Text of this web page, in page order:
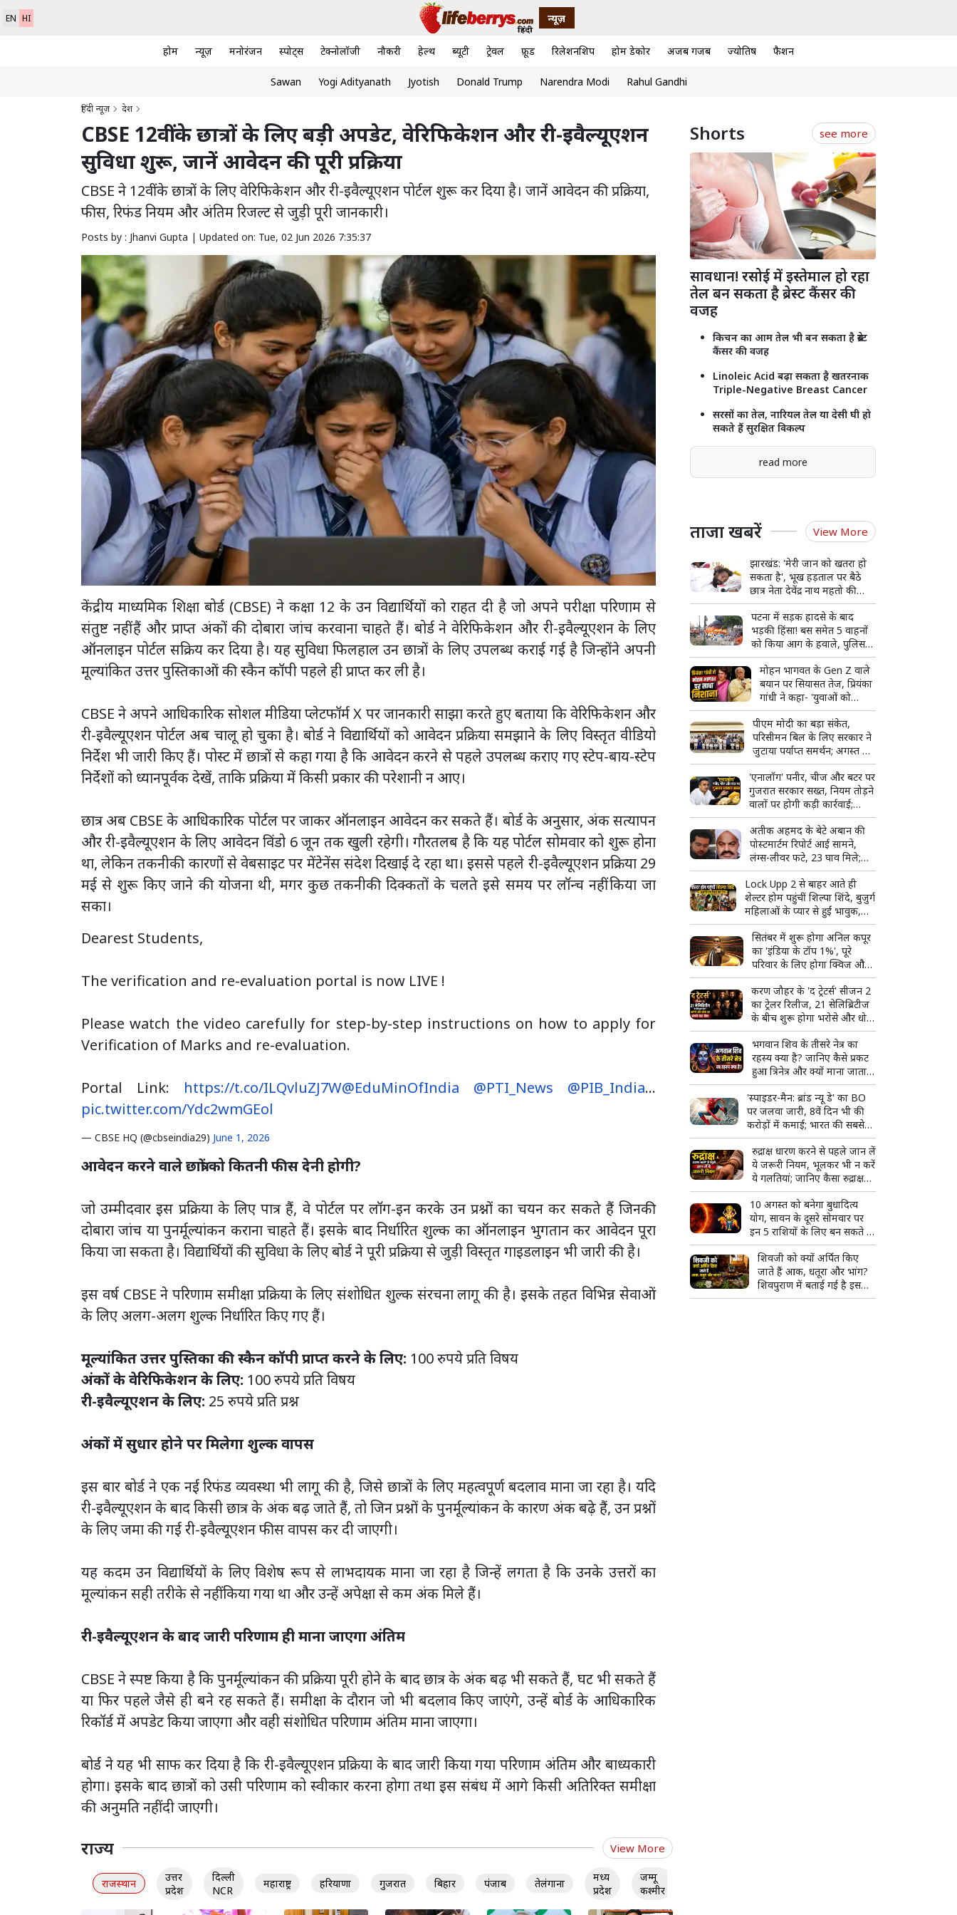
EN HI न्यूज़
होम न्यूज़ मनोरंजन स्पोर्ट्स टेक्नोलॉजी नौकरी हेल्थ ब्यूटी ट्रेवल फ़ूड रिलेशनशिप होम डेकोर अजब गजब ज्योतिष फैशन
Sawan Yogi Adityanath Jyotish Donald Trump Narendra Modi Rahul Gandhi
हिंदी न्यूज़ देश
CBSE 12वीं के छात्रों के लिए बड़ी अपडेट, वेरिफिकेशन और री-इवैल्यूएशन
सुविधा शुरू, जानें आवेदन की पूरी प्रक्रिया
CBSE ने 12वीं के छात्रों के लिए वेरिफिकेशन और री-इवैल्यूएशन पोर्टल शुरू कर दिया है। जानें आवेदन की प्रक्रिया,
फीस, रिफंड नियम और अंतिम रिजल्ट से जुड़ी पूरी जानकारी।
Posts by : Jhanvi Gupta | Updated on: Tue, 02 Jun 2026 7:35:37
केंद्रीय माध्यमिक शिक्षा बोर्ड (CBSE) ने कक्षा 12 के उन विद्यार्थियों को राहत दी है जो अपने परीक्षा परिणाम से
संतुष्ट नहीं हैं और प्राप्त अंकों की दोबारा जांच करवाना चाहते हैं। बोर्ड ने वेरिफिकेशन और री-इवैल्यूएशन के लिए
ऑनलाइन पोर्टल सक्रिय कर दिया है। यह सुविधा फिलहाल उन छात्रों के लिए उपलब्ध कराई गई है जिन्होंने अपनी
मूल्यांकित उत्तर पुस्तिकाओं की स्कैन कॉपी पहले ही प्राप्त कर ली है।
CBSE ने अपने आधिकारिक सोशल मीडिया प्लेटफॉर्म X पर जानकारी साझा करते हुए बताया कि वेरिफिकेशन और
री-इवैल्यूएशन पोर्टल अब चालू हो चुका है। बोर्ड ने विद्यार्थियों को आवेदन प्रक्रिया समझाने के लिए विस्तृत वीडियो
निर्देश भी जारी किए हैं। पोस्ट में छात्रों से कहा गया है कि आवेदन करने से पहले उपलब्ध कराए गए स्टेप-बाय-स्टेप
निर्देशों को ध्यानपूर्वक देखें, ताकि प्रक्रिया में किसी प्रकार की परेशानी न आए।
छात्र अब CBSE के आधिकारिक पोर्टल पर जाकर ऑनलाइन आवेदन कर सकते हैं। बोर्ड के अनुसार, अंक सत्यापन
और री-इवैल्यूएशन के लिए आवेदन विंडो 6 जून तक खुली रहेगी। गौरतलब है कि यह पोर्टल सोमवार को शुरू होना
था, लेकिन तकनीकी कारणों से वेबसाइट पर मेंटेनेंस संदेश दिखाई दे रहा था। इससे पहले री-इवैल्यूएशन प्रक्रिया 29
मई से शुरू किए जाने की योजना थी, मगर कुछ तकनीकी दिक्कतों के चलते इसे समय पर लॉन्च नहीं किया जा
सका।
Dearest Students,
The verification and re-evaluation portal is now LIVE !
Please watch the video carefully for step-by-step instructions on how to apply for
Verification of Marks and re-evaluation.
Portal Link: https://t.co/ILQvluZJ7W@EduMinOfIndia @PTI_News @PIB_India…
pic.twitter.com/Ydc2wmGEol
— CBSE HQ (@cbseindia29) June 1, 2026
आवेदन करने वाले छात्रों को कितनी फीस देनी होगी?
जो उम्मीदवार इस प्रक्रिया के लिए पात्र हैं, वे पोर्टल पर लॉग-इन करके उन प्रश्नों का चयन कर सकते हैं जिनकी
दोबारा जांच या पुनर्मूल्यांकन कराना चाहते हैं। इसके बाद निर्धारित शुल्क का ऑनलाइन भुगतान कर आवेदन पूरा
किया जा सकता है। विद्यार्थियों की सुविधा के लिए बोर्ड ने पूरी प्रक्रिया से जुड़ी विस्तृत गाइडलाइन भी जारी की है।
इस वर्ष CBSE ने परिणाम समीक्षा प्रक्रिया के लिए संशोधित शुल्क संरचना लागू की है। इसके तहत विभिन्न सेवाओं
के लिए अलग-अलग शुल्क निर्धारित किए गए हैं।
मूल्यांकित उत्तर पुस्तिका की स्कैन कॉपी प्राप्त करने के लिए: 100 रुपये प्रति विषय
अंकों के वेरिफिकेशन के लिए: 100 रुपये प्रति विषय
री-इवैल्यूएशन के लिए: 25 रुपये प्रति प्रश्न
अंकों में सुधार होने पर मिलेगा शुल्क वापस
इस बार बोर्ड ने एक नई रिफंड व्यवस्था भी लागू की है, जिसे छात्रों के लिए महत्वपूर्ण बदलाव माना जा रहा है। यदि
री-इवैल्यूएशन के बाद किसी छात्र के अंक बढ़ जाते हैं, तो जिन प्रश्नों के पुनर्मूल्यांकन के कारण अंक बढ़े हैं, उन प्रश्नों
के लिए जमा की गई री-इवैल्यूएशन फीस वापस कर दी जाएगी।
यह कदम उन विद्यार्थियों के लिए विशेष रूप से लाभदायक माना जा रहा है जिन्हें लगता है कि उनके उत्तरों का
मूल्यांकन सही तरीके से नहीं किया गया था और उन्हें अपेक्षा से कम अंक मिले हैं।
री-इवैल्यूएशन के बाद जारी परिणाम ही माना जाएगा अंतिम
CBSE ने स्पष्ट किया है कि पुनर्मूल्यांकन की प्रक्रिया पूरी होने के बाद छात्र के अंक बढ़ भी सकते हैं, घट भी सकते हैं
या फिर पहले जैसे ही बने रह सकते हैं। समीक्षा के दौरान जो भी बदलाव किए जाएंगे, उन्हें बोर्ड के आधिकारिक
रिकॉर्ड में अपडेट किया जाएगा और वही संशोधित परिणाम अंतिम माना जाएगा।
बोर्ड ने यह भी साफ कर दिया है कि री-इवैल्यूएशन प्रक्रिया के बाद जारी किया गया परिणाम अंतिम और बाध्यकारी
होगा। इसके बाद छात्रों को उसी परिणाम को स्वीकार करना होगा तथा इस संबंध में आगे किसी अतिरिक्त समीक्षा
की अनुमति नहीं दी जाएगी।
राज्य View More
राजस्थान
उत्तर
प्रदेश
दिल्ली
NCR
महाराष्ट्र हरियाणा गुजरात बिहार पंजाब तेलंगाना
मध्य
प्रदेश
जम्मू
कश्मीर
Shorts see more
सावधान! रसोई में इस्तेमाल हो रहा
तेल बन सकता है ब्रेस्ट कैंसर की
वजह
किचन का आम तेल भी बन सकता है ब्रेस्ट
कैंसर की वजह
Linoleic Acid बढ़ा सकता है खतरनाक
Triple-Negative Breast Cancer
सरसों का तेल, नारियल तेल या देसी घी हो
सकते हैं सुरक्षित विकल्प
read more
ताजा खबरें View More
झारखंड: 'मेरी जान को खतरा हो
सकता है', भूख हड़ताल पर बैठे
छात्र नेता देवेंद्र नाथ महतो की
बिगड़ी हालत, अस्पताल में भर्ती
पटना में सड़क हादसे के बाद
भड़की हिंसा! बस समेत 5 वाहनों
को किया आग के हवाले, पुलिस
और मीडिया पर भी पथराव
मोहन भागवत के Gen Z वाले
बयान पर सियासत तेज, प्रियंका
गांधी ने कहा- 'युवाओं को
उनके...'
पीएम मोदी का बड़ा संकेत,
परिसीमन बिल के लिए सरकार ने
जुटाया पर्याप्त समर्थन; अगस्त में
हो सकता है विशेष सत्र
'एनालॉग' पनीर, चीज और बटर पर
गुजरात सरकार सख्त, नियम तोड़ने
वालों पर होगी कड़ी कार्रवाई;
टास्क फोर्स बनाने का ऐलान
अतीक अहमद के बेटे अबान की
पोस्टमार्टम रिपोर्ट आई सामने,
लंग्स-लीवर फटे, 23 घाव मिले;
शव देखकर रो पड़ा भाई अहजम
Lock Upp 2 से बाहर आते ही
शेल्टर होम पहुंचीं शिल्पा शिंदे, बुजुर्ग
महिलाओं के प्यार से हुईं भावुक,
बोलीं- 'ऐसा लग रहा है जैसे मैं ही
जीत गई'
सितंबर में शुरू होगा अनिल कपूर
का 'इंडिया के टॉप 1%', पूरे
परिवार के लिए होगा क्विज और
मस्ती का शानदार कॉम्बो
करण जौहर के 'द ट्रेटर्स' सीजन 2
का ट्रेलर रिलीज, 21 सेलिब्रिटीज
के बीच शुरू होगा भरोसे और धोखे
का सबसे बड़ा खेल
भगवान शिव के तीसरे नेत्र का
रहस्य क्या है? जानिए कैसे प्रकट
हुआ त्रिनेत्र और क्यों माना जाता है
दिव्य शक्ति का प्रतीक
'स्पाइडर-मैन: ब्रांड न्यू डे' का BO
पर जलवा जारी, 8वें दिन भी की
करोड़ों में कमाई; भारत की सबसे
बड़ी हॉलीवुड फिल्म बनने से इतनी
दूर
रुद्राक्ष धारण करने से पहले जान लें
ये जरूरी नियम, भूलकर भी न करें
ये गलतियां; जानिए कैसा रुद्राक्ष
माना जाता है शुभ
10 अगस्त को बनेगा बुधादित्य
योग, सावन के दूसरे सोमवार पर
इन 5 राशियों के लिए बन सकते हैं
तरक्की और सफलता के योग
शिवजी को क्यों अर्पित किए
जाते हैं आक, धतूरा और भांग?
शिवपुराण में बताई गई है इसकी
खास वजह